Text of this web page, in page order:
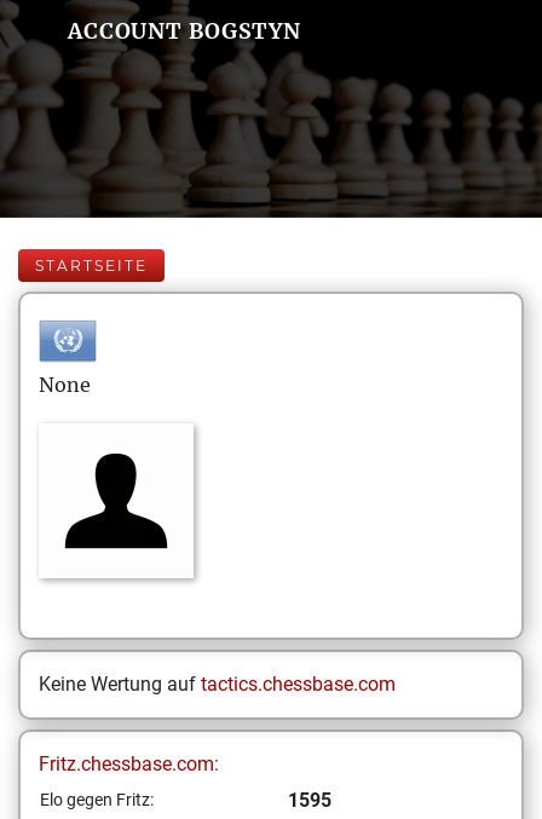
ACCOUNT BOGSTYN
STARTSEITE
None
Keine Wertung auf tactics.chessbase.com
Fritz.chessbase.com:
Elo gegen Fritz: 1595